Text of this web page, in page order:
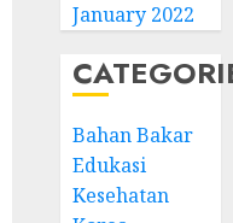
January 2022
Bahan Bakar
Edukasi
Kesehatan